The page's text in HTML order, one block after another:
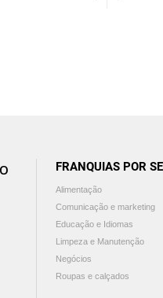
FRANQUIAS POR
Alimentação
Comunicação e marketing
Educação e Idiomas
Limpeza e Manutenção
Negócios
Roupas e calçados